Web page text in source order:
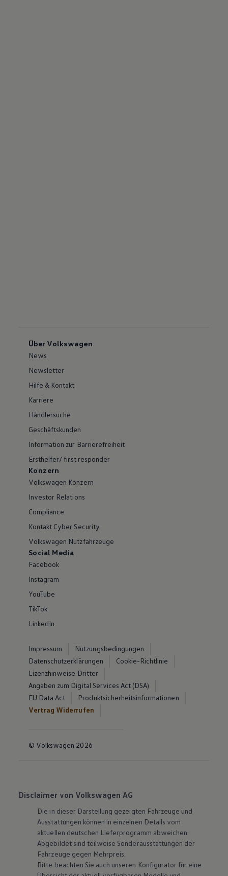
Über Volkswagen
News
Newsletter
Hilfe & Kontakt
Karriere
Händlersuche
Geschäftskunden
Information zur Barrierefreiheit
Ersthelfer/ first responder
Konzern
Volkswagen Konzern
Investor Relations
Compliance
Kontakt Cyber Security
Volkswagen Nutzfahrzeuge
Social Media
Facebook
Instagram
YouTube
TikTok
LinkedIn
Impressum
Nutzungsbedingungen
Datenschutzerklärungen
Cookie-Richtlinie
Lizenzhinweise Dritter
Angaben zum Digital Services Act (DSA)
EU Data Act
Produktsicherheitsinformationen
Vertrag Widerrufen
© Volkswagen 2026
Disclaimer von Volkswagen AG
Die in dieser Darstellung gezeigten Fahrzeuge und
Ausstattungen können in einzelnen Details vom
aktuellen deutschen Lieferprogramm abweichen.
Abgebildet sind teilweise Sonderausstattungen der
Fahrzeuge gegen Mehrpreis.
Bitte beachten Sie auch unseren Konfigurator für eine